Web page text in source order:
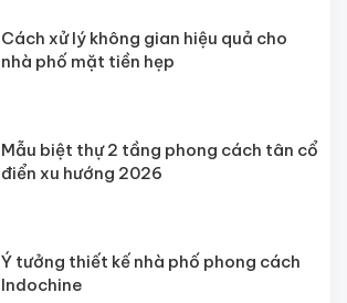
Cách xử lý không gian hiệu quả cho
nhà phố mặt tiền hẹp
Mẫu biệt thự 2 tầng phong cách tân cổ
điển xu hướng 2026
Ý tưởng thiết kế nhà phố phong cách
Indochine